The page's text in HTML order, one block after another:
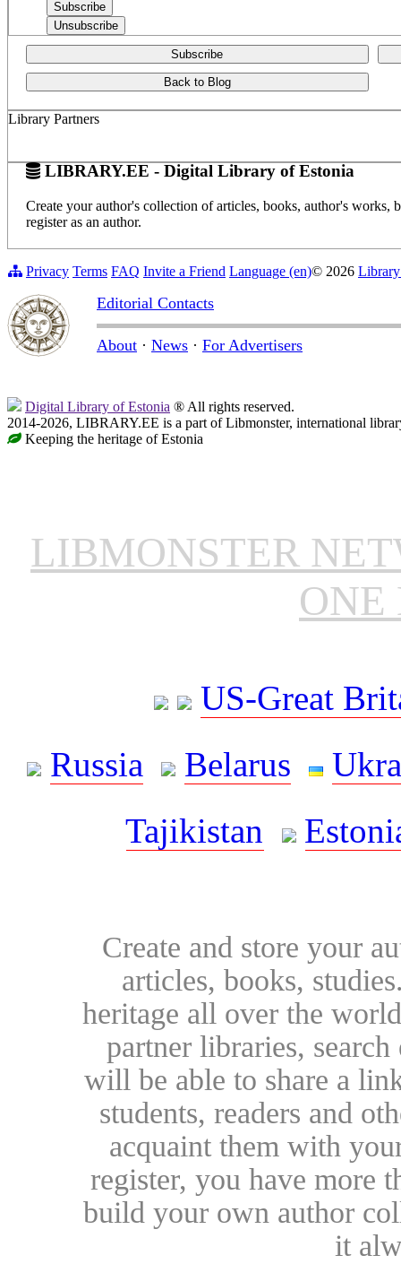
Subscribe
Back to Blog
Library Partners
LIBRARY.EE - Digital Library of Estonia
Create your author's collection of articles, books, author's
register as an author.
Privacy Terms FAQ Invite a Friend Language (en)© 2026
Editorial Contacts
About · News · For Advertisers
Digital Library of Estonia ® All rights reserved.
2014-2026, LIBRARY.EE is a part of Libmonster, international
Keeping the heritage of Estonia
LIBMONSTER
ONE
US-Great
Russia
Belarus
Tajikistan
Create and store your
articles, books,
heritage all over the
partner libraries,
will be able to share a
students, readers and
acquaint them with
register, you have more
build your own author
it